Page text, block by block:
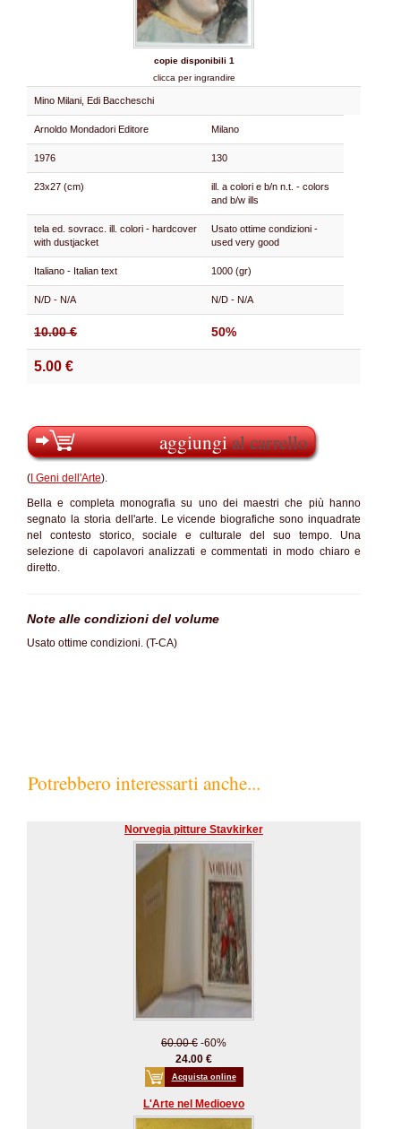
copie disponibili 1
clicca per ingrandire
Mino Milani, Edi Baccheschi
Arnoldo Mondadori Editore Milano
1976 130
23x27 (cm)
ill. a colori e b/n n.t. - colors
and b/w ills
tela ed. sovracc. ill. colori - hardcover
with dustjacket
Usato ottime condizioni -
used very good
Italiano - Italian text 1000 (gr)
N/D - N/A N/D - N/A
10.00 € 50%
5.00 €
aggiungial carrello
( I Geni dell'Arte).
Bella e completa monografia su uno dei maestri che più hanno
segnato la storia dell'arte. Le vicende biografiche sono inquadrate
nel contesto storico, sociale e culturale del suo tempo. Una
selezione di capolavori analizzati e commentati in modo chiaro e
diretto.
Note alle condizioni del volume
Usato ottime condizioni. (T-CA)
Potrebbero interessarti anche...
Norvegia pitture Stavkirker
60.00 € -60%
24.00 €
Acquista online
L'Arte nel Medioevo